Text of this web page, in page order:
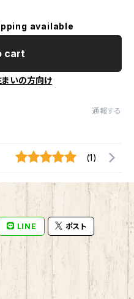
available
cart
いの方向け
通報する
(1)
LINE ポスト